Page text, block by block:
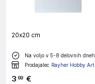
20x20 cm
Na voljo v 5-8 delovnih dneh
Prodajalec Rayher Hobby Art
3 69 €